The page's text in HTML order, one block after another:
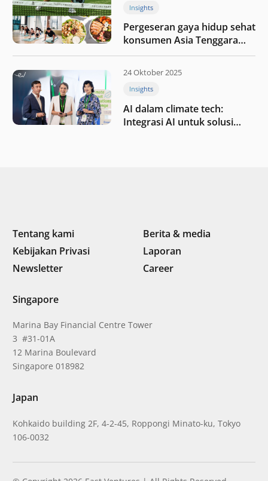
Insights
Pergeseran gaya hidup sehat
konsumen Asia Tenggara
pada tahun 2025
24 Oktober 2025
Insights
AI dalam climate tech:
Integrasi AI untuk solusi
Tentang kami
Berita & media
Kebijakan Privasi
Laporan
Newsletter
Career
Singapore
Marina Bay Financial Centre Tower
3 #31-01A
12 Marina Boulevard
Singapore 018982
Japan
Kohkaido building 2F, 4-2-45, Roppongi Minato-ku, Tokyo
106-0032